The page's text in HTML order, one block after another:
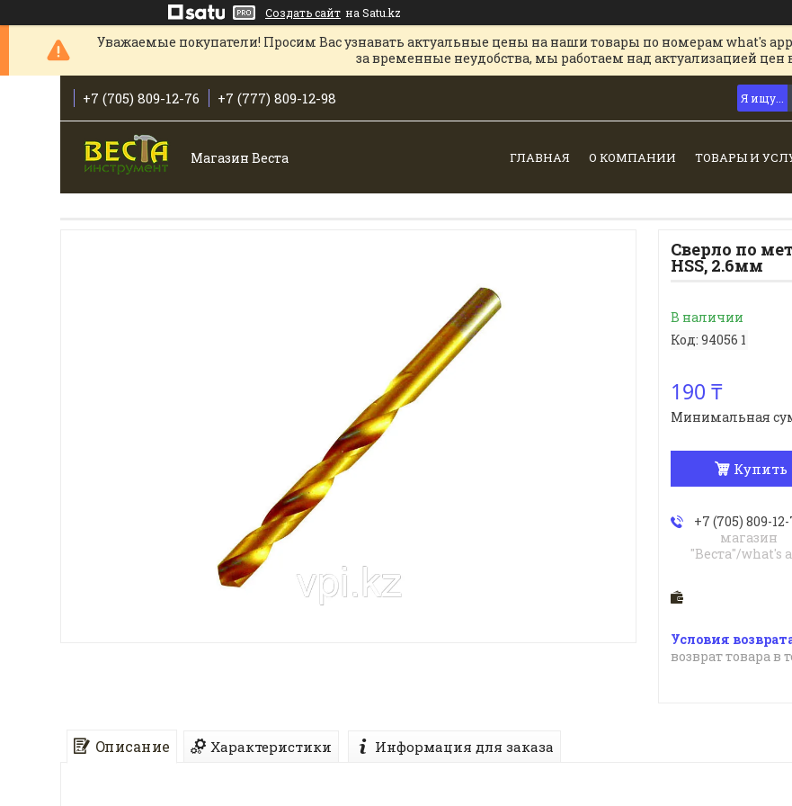
Создать сайт на Satu.kz
Уважаемые покупатели! Просим Вас узнавать актуальные цены на наши товары по номерам what's app
за временные неудобства, мы работаем над актуализацией цен
+7 (705) 809-12-76 +7 (777) 809-12-98
Магазин Веста ГЛАВНАЯ О КОМПАНИИ ТОВАРЫ И
Сверло по
HSS, 2.6мм
В наличии
Код: 94056 1
190 ₸
Минимальная
Купить
+7 (705) 809-
магазин
"Веста"/what's
возврат товара в
Описание Характеристики Информация для заказа